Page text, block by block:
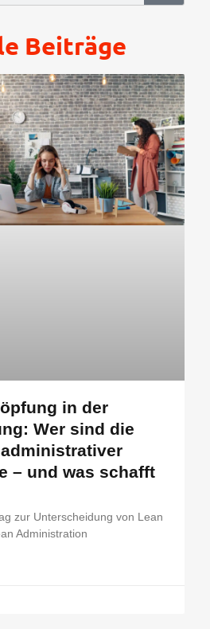
Beiträge
in der
Wer sind die
– und was schafft
zur Unterscheidung von Lean
Administration